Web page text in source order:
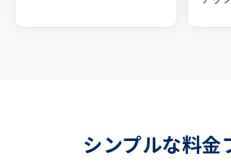
シンプルな料金